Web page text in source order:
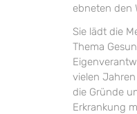
ebneten den
Sie lädt die
Thema
vielen
die Gründe
Erkrankung